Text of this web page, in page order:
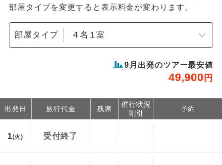
部屋タイプを変更すると表示料金が変わります。
部屋タイプ
9 月出発のツアー最安値
49,900 円
出発日 旅行代金 残席
催行状況
割引
予約
1(火) 受付終了